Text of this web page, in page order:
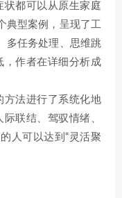
状都可以从原生家庭
典型案例，呈现了工
多任务处理、思维跳
，作者在详细分析成
方法进行了系统化地
联结、驾驭情绪、
人可以达到“灵活聚